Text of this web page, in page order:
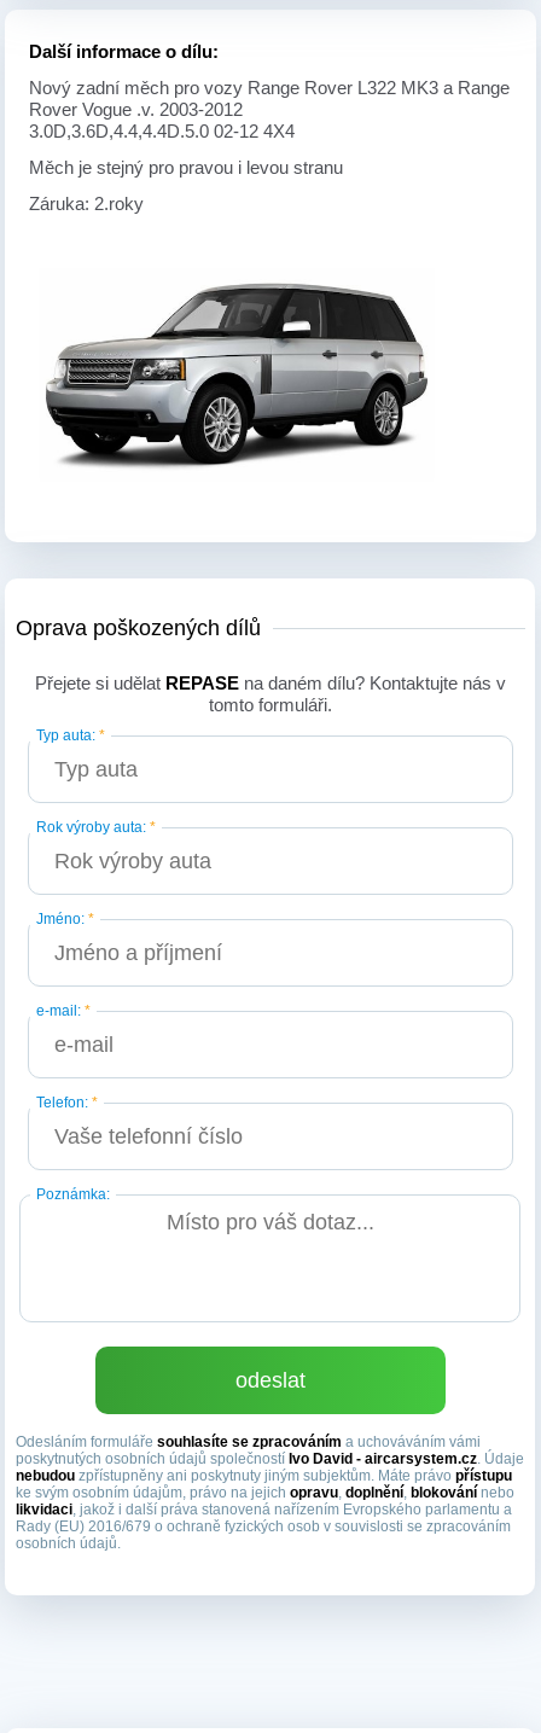
Další informace o dílu:
Nový zadní měch pro vozy Range Rover L322 MK3 a Range
Rover Vogue .v. 2003-2012
3.0D,3.6D,4.4,4.4D.5.0 02-12 4X4
Měch je stejný pro pravou i levou stranu
Záruka: 2.roky
Oprava poškozených dílů
Přejete si udělat REPASEna daném dílu? Kontaktujte nás v
tomto formuláři.
Typ auta:*
Rok výroby auta:*
Jméno:*
e-mail:*
Telefon:*
Poznámka:
Odesláním formulářesouhlasíte se zpracováním a uchováváním vámi
poskytnutých osobních údajů společností Ivo David - aircarsystem.cz. Údaje
nebudou zpřístupněny ani poskytnuty jiným subjektům. Máte právopřístupu
ke svým osobním údajům, právo na jejichopravu,doplnění, blokování nebo
likvidaci, jakož i další práva stanovená nařízením Evropského parlamentu a
Rady (EU) 2016/679 o ochraně fyzických osob v souvislosti se zpracováním
osobních údajů.